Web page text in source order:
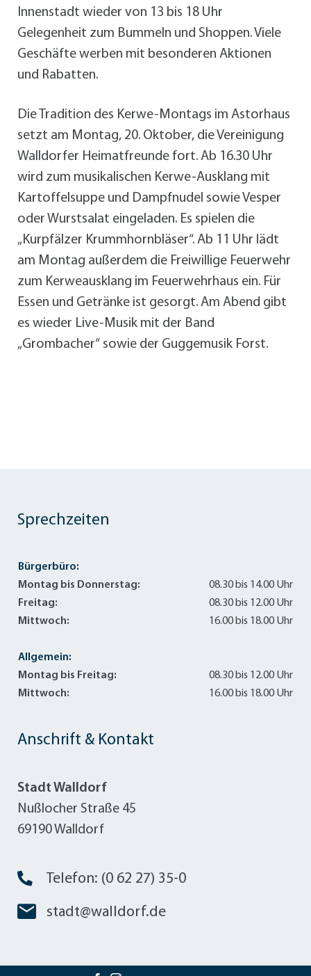
Innenstadt wieder von 13 bis 18 Uhr
Gelegenheit zum Bummeln und Shoppen. Viele
Geschäfte werben mit besonderen Aktionen
und Rabatten.
Die Tradition des Kerwe-Montags im Astorhaus
setzt am Montag, 20. Oktober, die Vereinigung
Walldorfer Heimatfreunde fort. Ab 16.30 Uhr
wird zum musikalischen Kerwe-Ausklang mit
Kartoffelsuppe und Dampfnudel sowie Vesper
oder Wurstsalat eingeladen. Es spielen die
„Kurpfälzer Krummhornbläser“. Ab 11 Uhr lädt
am Montag außerdem die Freiwillige Feuerwehr
zum Kerweausklang im Feuerwehrhaus ein. Für
Essen und Getränke ist gesorgt. Am Abend gibt
es wieder Live-Musik mit der Band
„Grombacher“ sowie der Guggemusik Forst.
Anschrift & Kontakt
Stadt Walldorf
Nußlocher Straße 45
69190 Walldorf
Telefon: (0 62 27) 35-0
stadt@walldorf.de
Sprechzeiten
Bürgerbüro:
Montag bis Donnerstag:
08.30 bis 14.00 Uhr
Freitag:
08.30 bis 12.00 Uhr
Mittwoch:
16.00 bis 18.00 Uhr
Allgemein:
Montag bis Freitag:
08.30 bis 12.00 Uhr
Mittwoch:
16.00 bis 18.00 Uhr